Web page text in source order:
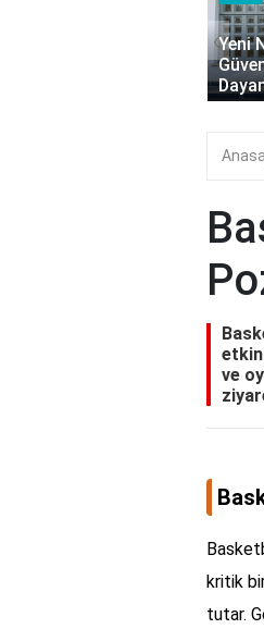
Yeni
‹
ve
kritik
tutar.